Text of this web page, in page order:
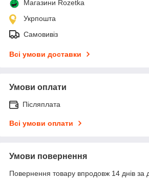
Магазини Rozetka
Укрпошта
Самовивіз
Всі умови доставки
Умови оплати
Післяплата
Всі умови оплати
Умови повернення
Повернення товару впродовж 14 днів за